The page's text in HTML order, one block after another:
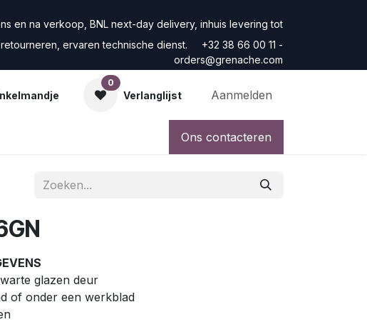
en na verkoop, BNL next-day delivery, inhuis levering tot
ervaren technische dienst. +32 38 66 00 11 -
orders@grenache.com
0
Verlanglijst Aanmelden
Ons contacteren
glazen deur
of onder een werkblad